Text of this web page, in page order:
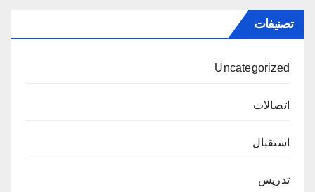
تصنيفات
Uncategorized
اتصالات
استقبال
تدريس